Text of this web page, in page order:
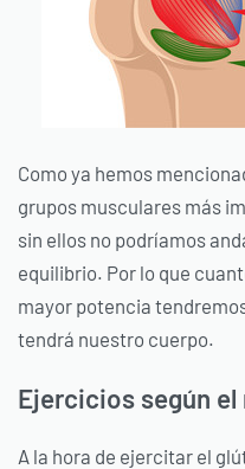
Como ya hemos
grupos musculares más
sin ellos no podríamos
equilibrio. Por lo que
mayor potencia
tendrá nuestro cuerpo.
Ejercicios según
A la hora de ejercitar el